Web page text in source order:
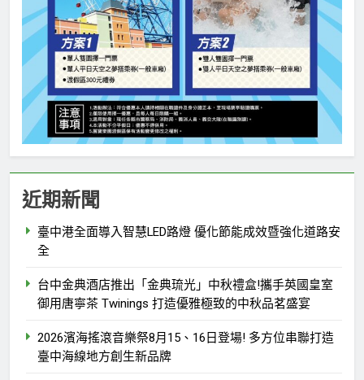
近期新聞
臺中港全面導入智慧LED路燈 優化節能成效暨強化道路安
全
台中金典酒店推出「金典琉光」中秋禮盒!攜手英國皇室
御用唐寧茶 Twinings 打造優雅極致的中秋品茗盛宴
2026濱海搖滾音樂祭8月15、16日登場! 多方位串聯打造
臺中海線地方創生新品牌